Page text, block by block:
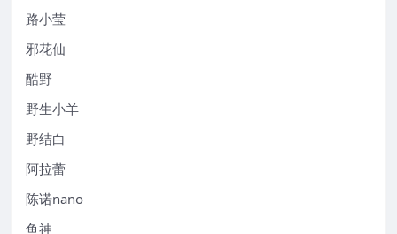
路小莹
邪花仙
酷野
野生小羊
野结白
阿拉蕾
陈诺nano
鱼神